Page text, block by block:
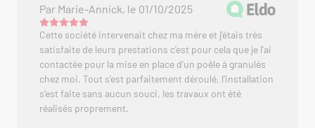
Par Marie-Annick, le 01/10/2025
Cette société intervenait chez ma mère et j'étais très
satisfaite de leurs prestations c'est pour cela que je l'ai
contactée pour la mise en place d'un poêle à granulés
chez moi. Tout s’est parfaitement déroulé, l’installation
s’est faite sans aucun souci, les travaux ont été
réalisés proprement.